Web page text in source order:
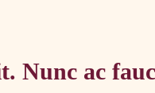
Nunc ac